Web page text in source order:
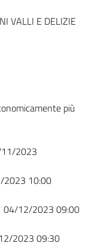
VALLI E DELIZIE
più
2023
2023 10:00
04/12/2023 09:00
2023 09:30